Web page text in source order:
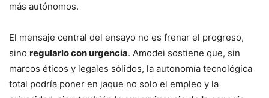
más autónomos.
El mensaje central del ensayo no es frenar el progreso,
sino regularlo con urgencia. Amodei sostiene que, sin
marcos éticos y legales sólidos, la autonomía tecnológica
total podría poner en jaque no solo el empleo y la